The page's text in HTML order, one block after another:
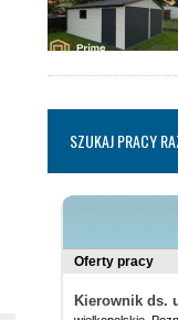
SZUKAJ PRACY